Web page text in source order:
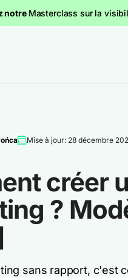
notre Masterclass sur la
Mise à jour: 28 décembre
créer
?
sans rapport, c'est